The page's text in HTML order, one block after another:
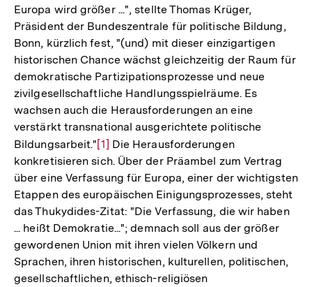
Europa wird größer ...", stellte Thomas Krüger,
Präsident der Bundeszentrale für politische Bildung,
Bonn, kürzlich fest, "(und) mit dieser einzigartigen
historischen Chance wächst gleichzeitig der Raum für
demokratische Partizipationsprozesse und neue
zivilgesellschaftliche Handlungsspielräume. Es
wachsen auch die Herausforderungen an eine
verstärkt transnational ausgerichtete politische
Bildungsarbeit."Zur
Auflösung
der
Fußnote
[1] Die Herausforderungen
konkretisieren sich. Über der Präambel zum Vertrag
über eine Verfassung für Europa, einer der wichtigsten
Etappen des europäischen Einigungsprozesses, steht
das Thukydides-Zitat: "Die Verfassung, die wir haben
... heißt Demokratie..."; demnach soll aus der größer
gewordenen Union mit ihren vielen Völkern und
Sprachen, ihren historischen, kulturellen, politischen,
gesellschaftlichen, ethisch-religiösen